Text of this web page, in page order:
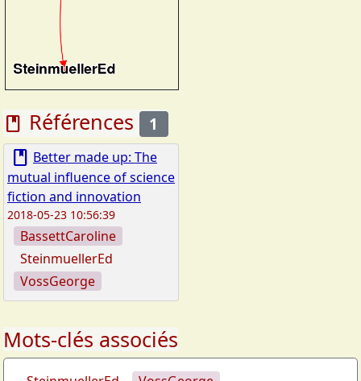
book Références 1
book Better made up: The
mutual influence of science
fiction and innovation
2018-05-23 10:56:39
BassettCaroline
SteinmuellerEd
VossGeorge
Mots-clés associés